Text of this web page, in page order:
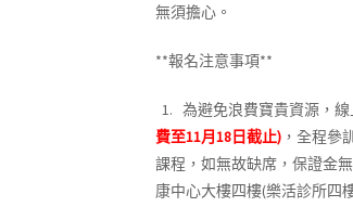
無須擔心。
**報名注意事項**
1. 為避免浪費寶貴資源，
費至11月18日截止)，全程參
課程，如無故缺席， 保證金
康中心大樓四樓(樂活診所四